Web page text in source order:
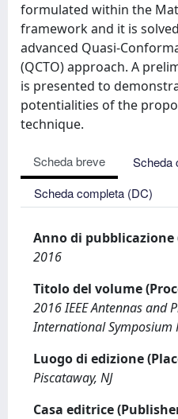
formulated within the
framework and it is
advanced Quasi-
(QCTO) approach. A
is presented to
potentialities of the
technique.
Scheda breve
Scheda
Scheda completa (DC)
Anno di
2016
Titolo del volume
2016 IEEE Antennas and
International Symposium
Luogo di edizione
Piscataway, NJ
Casa editrice